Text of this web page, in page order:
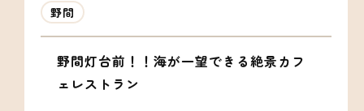
野間
野間灯台前！！海が一望できる絶景カフ
ェレストラン